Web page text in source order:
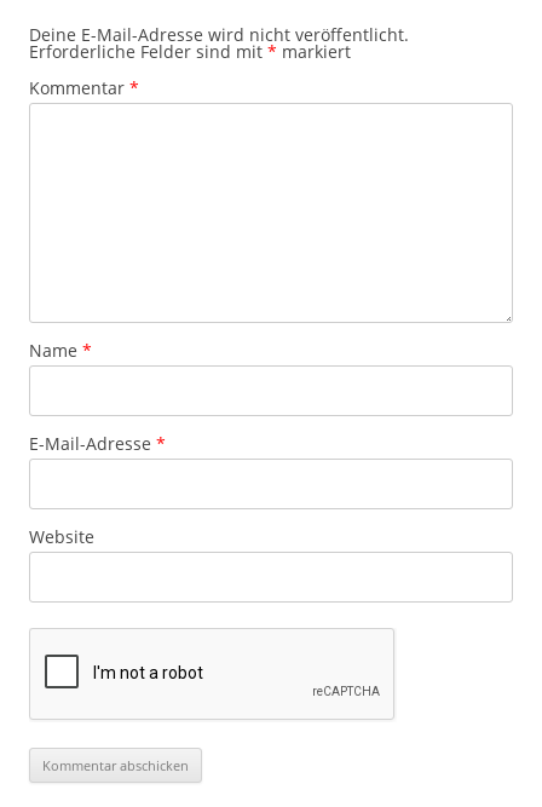
Deine E-Mail-Adresse wird nicht veröffentlicht.
Erforderliche Felder sind mit * markiert
Kommentar *
Name *
E-Mail-Adresse *
Website